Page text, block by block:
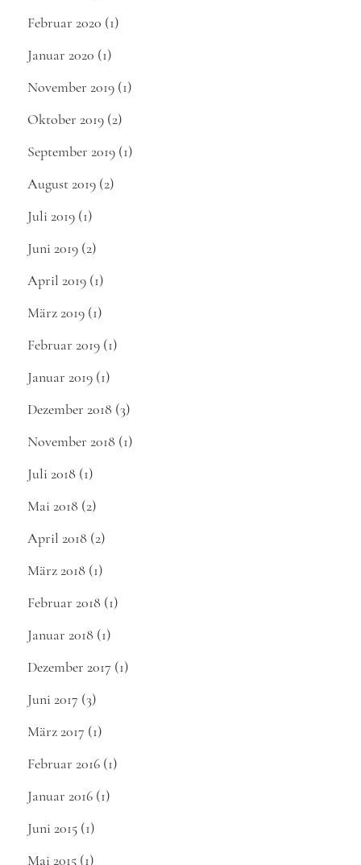
Februar 2020 (1)
Januar 2020 (1)
November 2019 (1)
Oktober 2019 (2)
September 2019 (1)
August 2019 (2)
Juli 2019 (1)
Juni 2019 (2)
April 2019 (1)
März 2019 (1)
Februar 2019 (1)
Januar 2019 (1)
Dezember 2018 (3)
November 2018 (1)
Juli 2018 (1)
Mai 2018 (2)
April 2018 (2)
März 2018 (1)
Februar 2018 (1)
Januar 2018 (1)
Dezember 2017 (1)
Juni 2017 (3)
März 2017 (1)
Februar 2016 (1)
Januar 2016 (1)
Juni 2015 (1)
Mai 2015 (1)